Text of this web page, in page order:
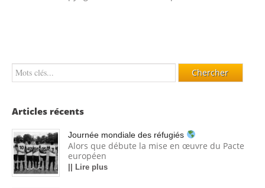
Articles récents
Journée mondiale des réfugiés
Alors que débute la mise en œuvre du Pacte
européen
|| Lire plus